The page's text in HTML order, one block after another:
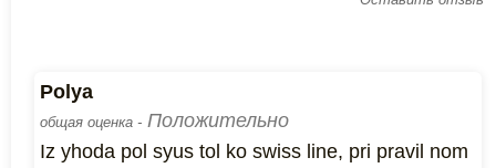
Polya
общая оценка - Положительно
Iz yhoda pol syus tol ko swiss line, pri pravil nom